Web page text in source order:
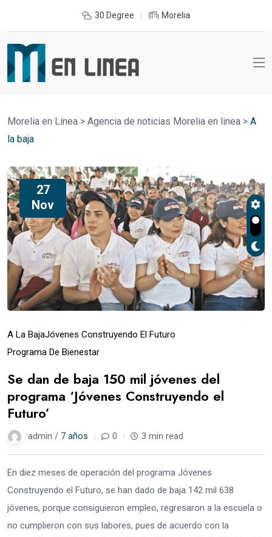
30 Degree Morelia
Morelia en Línea > Agencia de noticias Morelia en linea > A
la baja
27
Nov
A La BajaJóvenes Construyendo El Futuro
Programa De Bienestar
Se dan de baja 150 mil jóvenes del
programa ‘Jóvenes Construyendo el
Futuro’
admin / 7 años 0 3 min read
En diez meses de operación del programa Jóvenes
Construyendo el Futuro, se han dado de baja 142 mil 638
jóvenes, porque consiguieron empleo, regresaron a la escuela o
no cumplieron con sus labores, pues de acuerdo con la